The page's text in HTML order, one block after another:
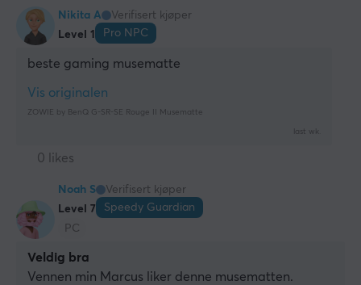
Nikita A
Verifisert kjøper
Level 1
Pro NPC
beste gaming musematte
Vis originalen
ZOWIE by BenQ G-SR-SE Rouge II Musematte
last wk.
0 likes
Noah S
Verifisert kjøper
Level 7
Speedy Guardian
PC
Veldig bra
Vennen min Marcus liker denne musematten.